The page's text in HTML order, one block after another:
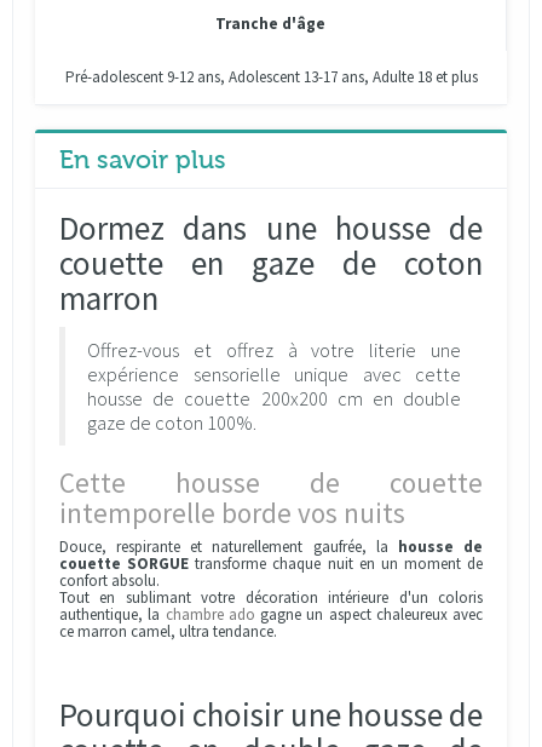
Tranche d'âge
Pré-adolescent 9-12 ans, Adolescent 13-17 ans, Adulte 18 et plus
En savoir plus
Dormez dans une housse de
couette en gaze de coton
marron
Offrez-vous et offrez à votre literie une
expérience sensorielle unique avec cette
housse de couette 200x200 cm en double
gaze de coton 100%.
Cette housse de couette
intemporelle borde vos nuits
Douce, respirante et naturellement gaufrée, la housse de
couette SORGUE transforme chaque nuit en un moment de
confort absolu.
Tout en sublimant votre décoration intérieure d'un coloris
authentique, la chambre ado gagne un aspect chaleureux avec
ce marron camel, ultra tendance.
Pourquoi choisir une housse de